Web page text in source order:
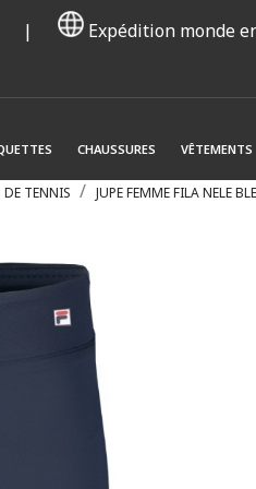
| Expédition monde
CHAUSSURES VÊTEMENTS
DE TENNIS JUPE FEMME FILA NELE